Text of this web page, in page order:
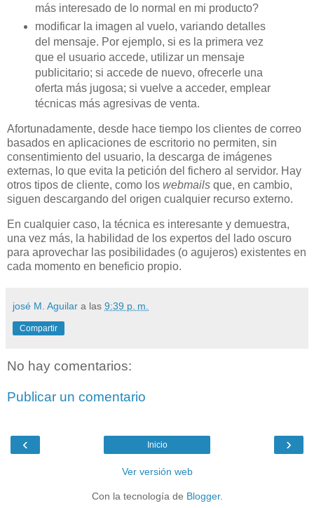
más interesado de lo normal en mi producto?
modificar la imagen al vuelo, variando detalles
del mensaje. Por ejemplo, si es la primera vez
que el usuario accede, utilizar un mensaje
publicitario; si accede de nuevo, ofrecerle una
oferta más jugosa; si vuelve a acceder, emplear
técnicas más agresivas de venta.
Afortunadamente, desde hace tiempo los clientes de correo
basados en aplicaciones de escritorio no permiten, sin
consentimiento del usuario, la descarga de imágenes
externas, lo que evita la petición del fichero al servidor. Hay
otros tipos de cliente, como los webmails que, en cambio,
siguen descargando del origen cualquier recurso externo.
En cualquier caso, la técnica es interesante y demuestra,
una vez más, la habilidad de los expertos del lado oscuro
para aprovechar las posibilidades (o agujeros) existentes en
cada momento en beneficio propio.
josé M. Aguilar a las 9:39 p. m.
Compartir
No hay comentarios:
Publicar un comentario
‹ ›
Inicio
Ver versión web
Con la tecnología de Blogger.